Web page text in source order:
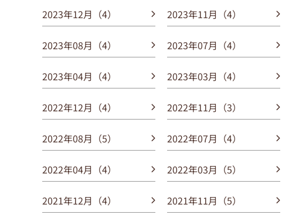
2023年12月（4） 2023年11月（4）
2023年08月（4） 2023年07月（4）
2023年04月（4） 2023年03月（4）
2022年12月（4） 2022年11月（3）
2022年08月（5） 2022年07月（4）
2022年04月（4） 2022年03月（5）
2021年12月（4） 2021年11月（5）